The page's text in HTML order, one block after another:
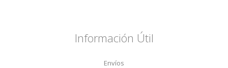
Información Útil
Envíos